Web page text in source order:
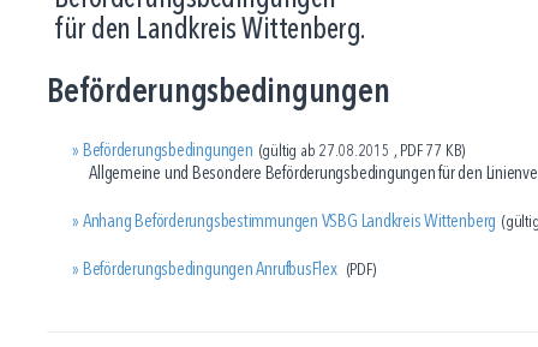
für den Landkreis Wittenberg.
Beförderungsbedingungen
Beförderungsbedingungen (gültig ab 27.08.2015 , PDF 77 KB)
Allgemeine und Besondere Beförderungsbedingungen für den
Anhang Beförderungsbestimmungen VSBG Landkreis Wittenberg
Beförderungsbedingungen AnrufbusFlex (PDF)